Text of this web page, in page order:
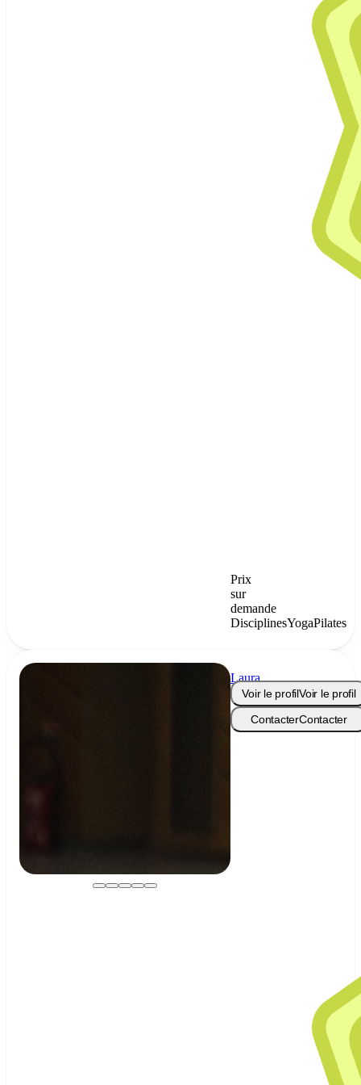
Prix
sur
demande
DisciplinesYogaPilates
Laura
Conrad
Voir le profilVoir le profil
ContacterContacter